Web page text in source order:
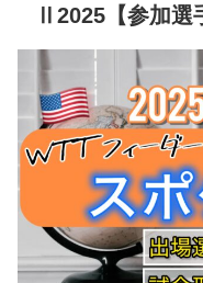
Ⅱ2025【参加選